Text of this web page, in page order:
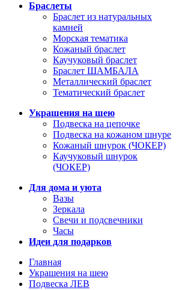
Браслеты
Браслет из натуральных
камней
Морская тематика
Кожаный браслет
Каучуковый браслет
Браслет ШАМБАЛА
Металлический браслет
Тематический браслет
Украшения на шею
Подвеска на цепочке
Подвеска на кожаном шнуре
Кожаный шнурок (ЧОКЕР)
Каучуковый шнурок
(ЧОКЕР)
Для дома и уюта
Вазы
Зеркала
Свечи и подсвечники
Часы
Идеи для подарков
Главная
Украшения на шею
Подвеска ЛЕВ